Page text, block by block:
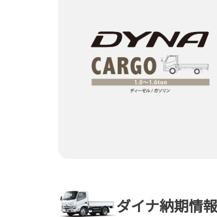
ダイナ納期情報